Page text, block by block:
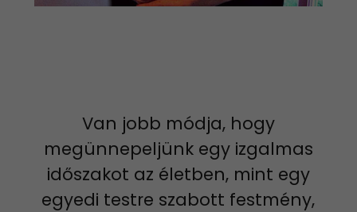
Van jobb módja, hogy
megünnepeljünk egy izgalmas
időszakot az életben, mint egy
egyedi testre szabott festmény,